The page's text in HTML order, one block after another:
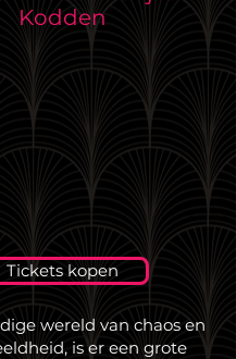
Kodden
Tickets kopen
wereld van chaos en
is er een grote